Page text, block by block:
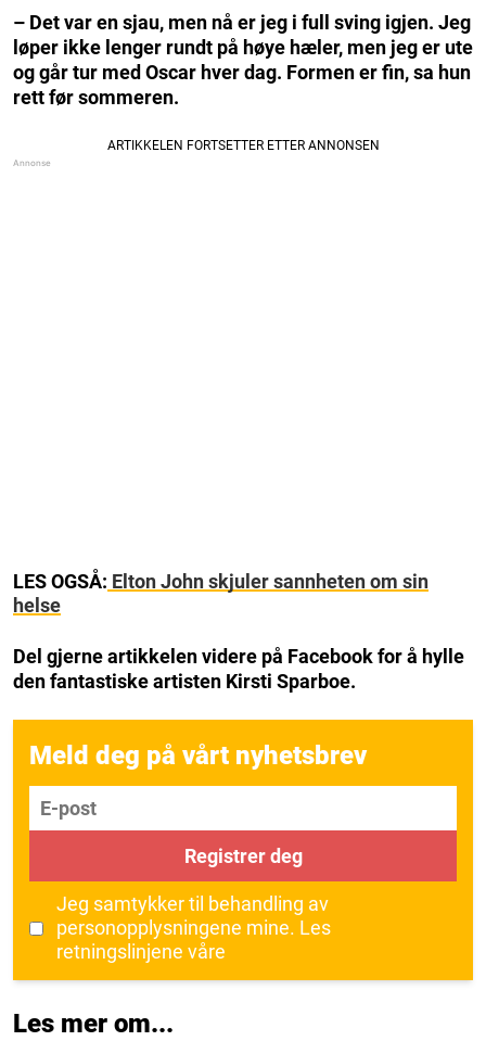
– Det var en sjau, men nå er jeg i full sving igjen. Jeg
løper ikke lenger rundt på høye hæler, men jeg er ute
og går tur med Oscar hver dag. Formen er fin, sa hun
rett før sommeren.
LES OGSÅ: Elton John skjuler sannheten om sin
helse
Del gjerne artikkelen videre på Facebook for å hylle
den fantastiske artisten Kirsti Sparboe.
Meld deg på vårt nyhetsbrev
E-post
Registrer deg
Jeg samtykker til behandling av
personopplysningene mine. Les
retningslinjene våre
Les mer om...